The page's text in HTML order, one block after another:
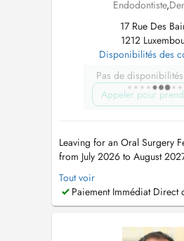
Endodontiste,
17 Rue Des
1212
Disponibilités des
Pas de
Appeler pour
Leaving for an Oral Surgery
from July 2026 to August
meantime, please book
Maria Teresa Weitzel (8 rue
17 rue des Bains, 1st floor) or
Tout voir
Paiement Immédiat Direct